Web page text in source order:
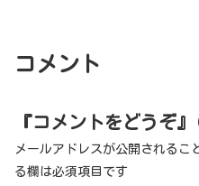
コメント
『コメントをどうぞ
メールアドレスが公開されるこ
る欄は必須項目です